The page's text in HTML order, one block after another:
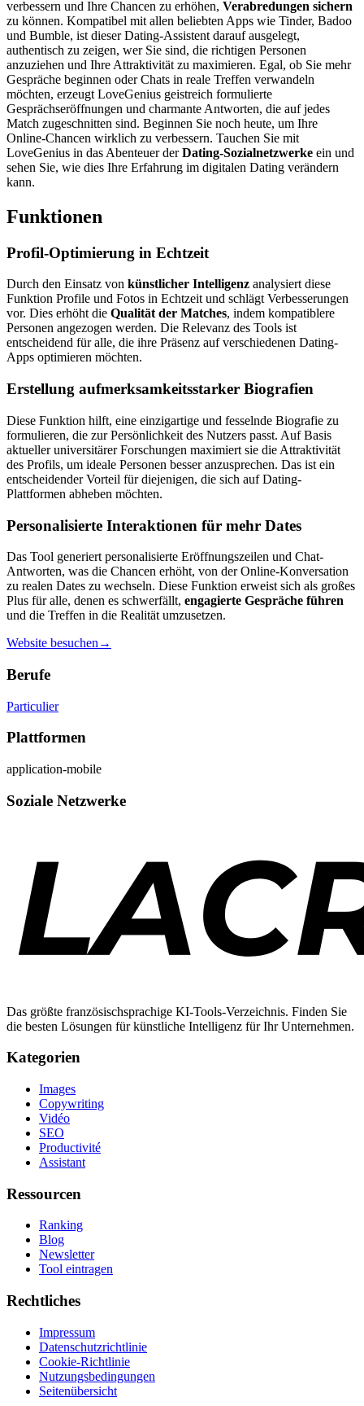
verbessern und Ihre Chancen zu erhöhen, Verabredungen sichern
zu können. Kompatibel mit allen beliebten Apps wie Tinder, Badoo
und Bumble, ist dieser Dating-Assistent darauf ausgelegt,
authentisch zu zeigen, wer Sie sind, die richtigen Personen
anzuziehen und Ihre Attraktivität zu maximieren. Egal, ob Sie mehr
Gespräche beginnen oder Chats in reale Treffen verwandeln
möchten, erzeugt LoveGenius geistreich formulierte
Gesprächseröffnungen und charmante Antworten, die auf jedes
Match zugeschnitten sind. Beginnen Sie noch heute, um Ihre
Online-Chancen wirklich zu verbessern. Tauchen Sie mit
LoveGenius in das Abenteuer derDating-Sozialnetzwerke ein und
sehen Sie, wie dies Ihre Erfahrung im digitalen Dating verändern
kann.
Funktionen
Profil-Optimierung in Echtzeit
Durch den Einsatz von künstlicher Intelligenz analysiert diese
Funktion Profile und Fotos in Echtzeit und schlägt Verbesserungen
vor. Dies erhöht die Qualität der Matches, indem kompatiblere
Personen angezogen werden. Die Relevanz des Tools ist
entscheidend für alle, die ihre Präsenz auf verschiedenen Dating-
Apps optimieren möchten.
Erstellung aufmerksamkeitsstarker Biografien
Diese Funktion hilft, eine einzigartige und fesselnde Biografie zu
formulieren, die zur Persönlichkeit des Nutzers passt. Auf Basis
aktueller universitärer Forschungen maximiert sie die Attraktivität
des Profils, um ideale Personen besser anzusprechen. Das ist ein
entscheidender Vorteil für diejenigen, die sich auf Dating-
Plattformen abheben möchten.
Personalisierte Interaktionen für mehr Dates
Das Tool generiert personalisierte Eröffnungszeilen und Chat-
Antworten, was die Chancen erhöht, von der Online-Konversation
zu realen Dates zu wechseln. Diese Funktion erweist sich als großes
Plus für alle, denen es schwerfällt, engagierte Gespräche führen
und die Treffen in die Realität umzusetzen.
Website besuchen →
Berufe
Particulier
Plattformen
application-mobile
Soziale Netzwerke
Das größte französischsprachige KI-Tools-Verzeichnis. Finden Sie
die besten Lösungen für künstliche Intelligenz für Ihr Unternehmen.
Kategorien
Images
Copywriting
Vidéo
SEO
Productivité
Assistant
Ressourcen
Ranking
Blog
Newsletter
Tool eintragen
Rechtliches
Impressum
Datenschutzrichtlinie
Cookie-Richtlinie
Nutzungsbedingungen
Seitenübersicht